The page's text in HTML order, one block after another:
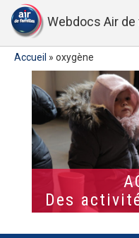
Webdocs Air
Accueil » oxygène
Des